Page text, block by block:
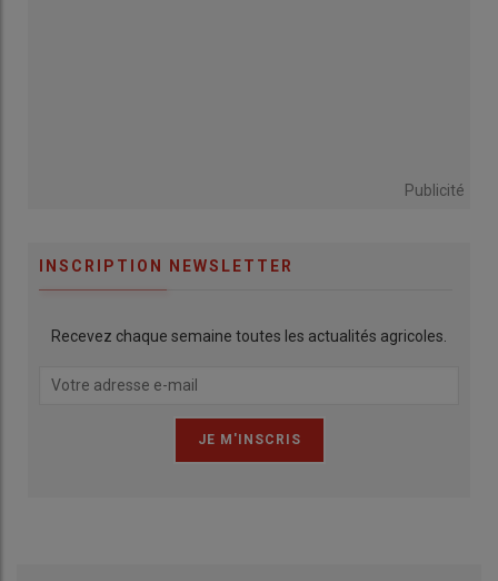
Publicité
INSCRIPTION NEWSLETTER
Recevez chaque semaine toutes les actualités agricoles.